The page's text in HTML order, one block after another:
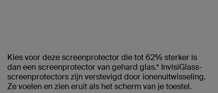
Kies voor deze screenprotector die tot 62% sterker is
dan een screenprotector van gehard glas.* InvisiGlass-
screenprotectors zijn verstevigd door ionenuitwisseling.
Ze voelen en zien eruit als het scherm van je toestel.